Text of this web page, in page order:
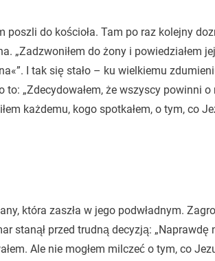
do kościoła. Tam po raz kolejny
„Zadzwoniłem do żony i powiedziałem
I tak się stało – ku wielkiemu
„Zdecydowałem, że wszyscy powinni o
każdemu, kogo spotkałem, o tym, co
która zaszła w jego podwładnym.
stanął przed trudną decyzją: „Naprawdę
Ale nie mogłem milczeć o tym, co